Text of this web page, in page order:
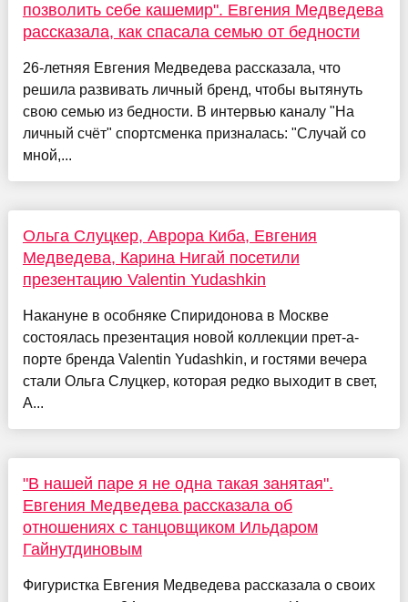
позволить себе кашемир". Евгения Медведева
рассказала, как спасала семью от бедности
26-летняя Евгения Медведева рассказала, что
решила развивать личный бренд, чтобы вытянуть
свою семью из бедности. В интервью каналу "На
личный счёт" спортсменка призналась: "Случай со
мной,...
Ольга Слуцкер, Аврора Киба, Евгения
Медведева, Карина Нигай посетили
презентацию Valentin Yudashkin
Накануне в особняке Спиридонова в Москве
состоялась презентация новой коллекции прет-а-
порте бренда Valentin Yudashkin, и гостями вечера
стали Ольга Слуцкер, которая редко выходит в свет,
А...
"В нашей паре я не одна такая занятая".
Евгения Медведева рассказала об
отношениях с танцовщиком Ильдаром
Гайнутдиновым
Фигуристка Евгения Медведева рассказала о своих